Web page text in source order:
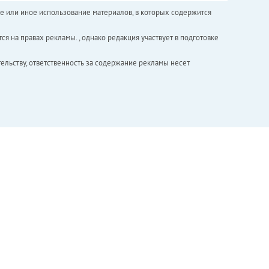
иное использование материалов, в которых содержится
правах рекламы. , однако редакция участвует в подготовке
ответственность за содержание рекламы несет